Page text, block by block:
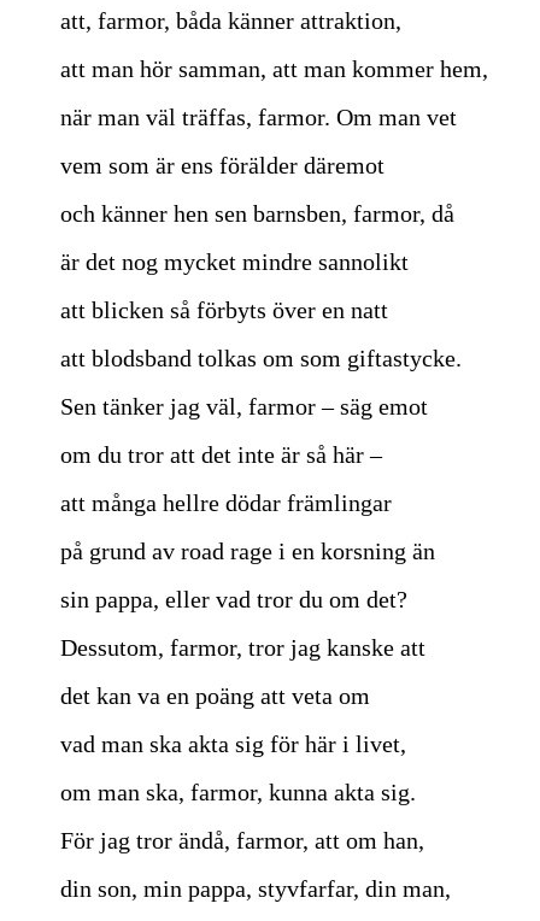
att, farmor, båda känner attraktion,
att man hör samman, att man kommer hem,
när man väl träffas, farmor. Om man vet
vem som är ens förälder däremot
och känner hen sen barnsben, farmor, då
är det nog mycket mindre sannolikt
att blicken så förbyts över en natt
att blodsband tolkas om som giftastycke.
Sen tänker jag väl, farmor – säg emot
om du tror att det inte är så här –
att många hellre dödar främlingar
på grund av road rage i en korsning än
sin pappa, eller vad tror du om det?
Dessutom, farmor, tror jag kanske att
det kan va en poäng att veta om
vad man ska akta sig för här i livet,
om man ska, farmor, kunna akta sig.
För jag tror ändå, farmor, att om han,
din son, min pappa, styvfarfar, din man,